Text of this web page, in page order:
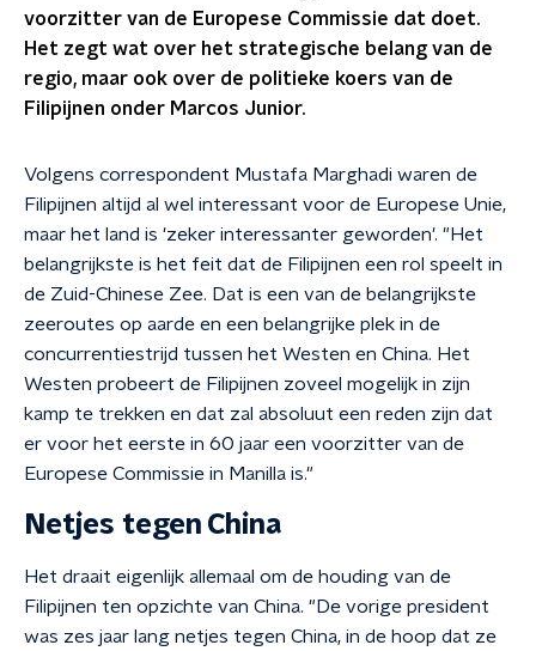
voorzitter van de Europese Commissie dat doet.
Het zegt wat over het strategische belang van de
regio, maar ook over de politieke koers van de
Filipijnen onder Marcos Junior.
Volgens correspondent Mustafa Marghadi waren de
Filipijnen altijd al wel interessant voor de Europese Unie,
maar het land is 'zeker interessanter geworden'. "Het
belangrijkste is het feit dat de Filipijnen een rol speelt in
de Zuid-Chinese Zee. Dat is een van de belangrijkste
zeeroutes op aarde en een belangrijke plek in de
concurrentiestrijd tussen het Westen en China. Het
Westen probeert de Filipijnen zoveel mogelijk in zijn
kamp te trekken en dat zal absoluut een reden zijn dat
er voor het eerste in 60 jaar een voorzitter van de
Europese Commissie in Manilla is."
Netjes tegen China
Het draait eigenlijk allemaal om de houding van de
Filipijnen ten opzichte van China. "De vorige president
was zes jaar lang netjes tegen China, in de hoop dat ze